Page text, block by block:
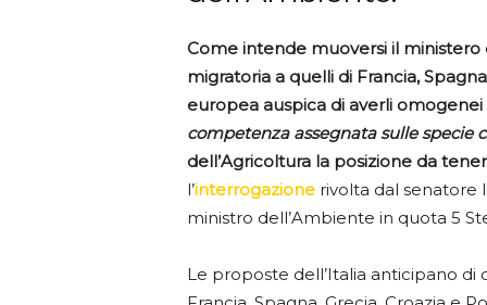
Come intende muoversi il
migratoria a quelli di Francia,
europea auspica di averli
competenza assegnata sulle specie
dell’Agricoltura la posizione da
l’interrogazione rivolta dal senatore
ministro dell’Ambiente in quota 5
Le proposte dell’Italia anticipano